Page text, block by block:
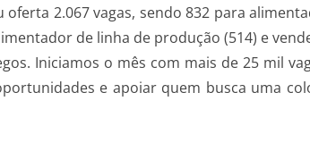
2.067 vagas, sendo 832 para
de linha de produção (514) e
Iniciamos o mês com mais de 25 mil
e apoiar quem busca uma